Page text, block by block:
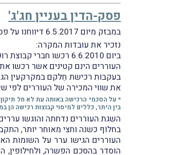
פסק-הדין בעניין חג'ג'
במבזק מיום 6.5.2017 דיווחנו על פסק-הדין של ועדת-ערר מיסוי מקרקעין שליד בית-המשפט המחוזי בתל-אביב בעניין
נזכיר את עוּבדות המקרה:
ביום 6.6.2010 רכשו חברי קבוצת רוכשים, עליהם נמנים ששת העוררים, את המקרקעין הידועים כפרוייקט "מגדלי הצעירים" בדרך מנחם בגין 158 תל אביב.
העוררים הינם קטינים אשר רכשו
בעקבות רכישת חֵלקם במקרקעין
את שווי המכירה של העוררים לפי שיעור של 90% משווי הדירה העתידית בתוספת 10% בגין הוצאות בלתי-
* על הסכמי הרכישה באותה עת לא חל תיקון 69 לחוק מיסוי מקרקעין, אשר נחקק במסגרת חוק המדיניות הכלכלית לשנים 2011 ו-2012 (תיקוני חקיקה), התשע"א-2011
בין היתר, כללים למיסוי קבוצות רכישה הן
השגת העוררים נדחתה והוגשו
בחלוֹף כשנה וחצי מאוחר יותר,
העוררים הגישו ערר על השומות